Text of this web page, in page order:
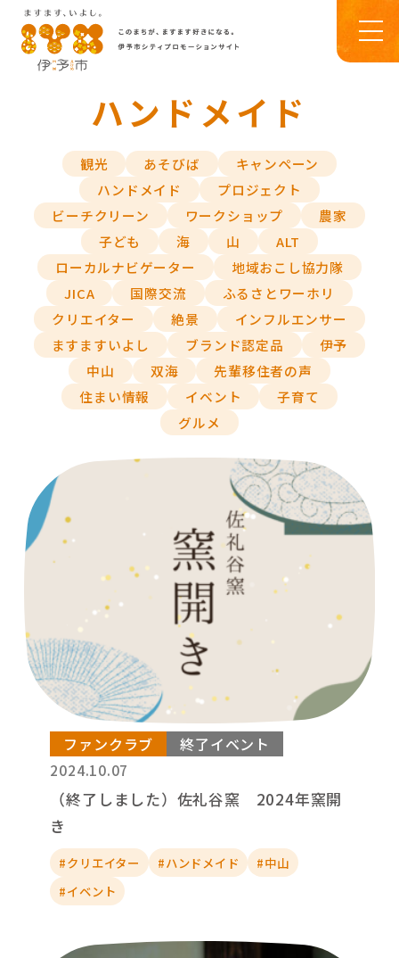
ハンドメイド
観光 あそびば
キャンペーン
ハンドメイド
プロジェクト
ビーチクリーン
ワークショップ
農家
子ども
海 山
ALT
ローカルナビゲーター
地域おこし協力隊
JICA
国際交流
ふるさとワーホリ
クリエイター
絶景
インフルエンサー
ますますいよし
ブランド認定品
伊予
中山
双海
先輩移住者の声
住まい情報
イベント
子育て
グルメ
ファンクラブ 終了イベント
2024.10.07
（終了しました）佐礼谷窯 2024年窯開
き
#クリエイター #ハンドメイド
#中山
#イベント